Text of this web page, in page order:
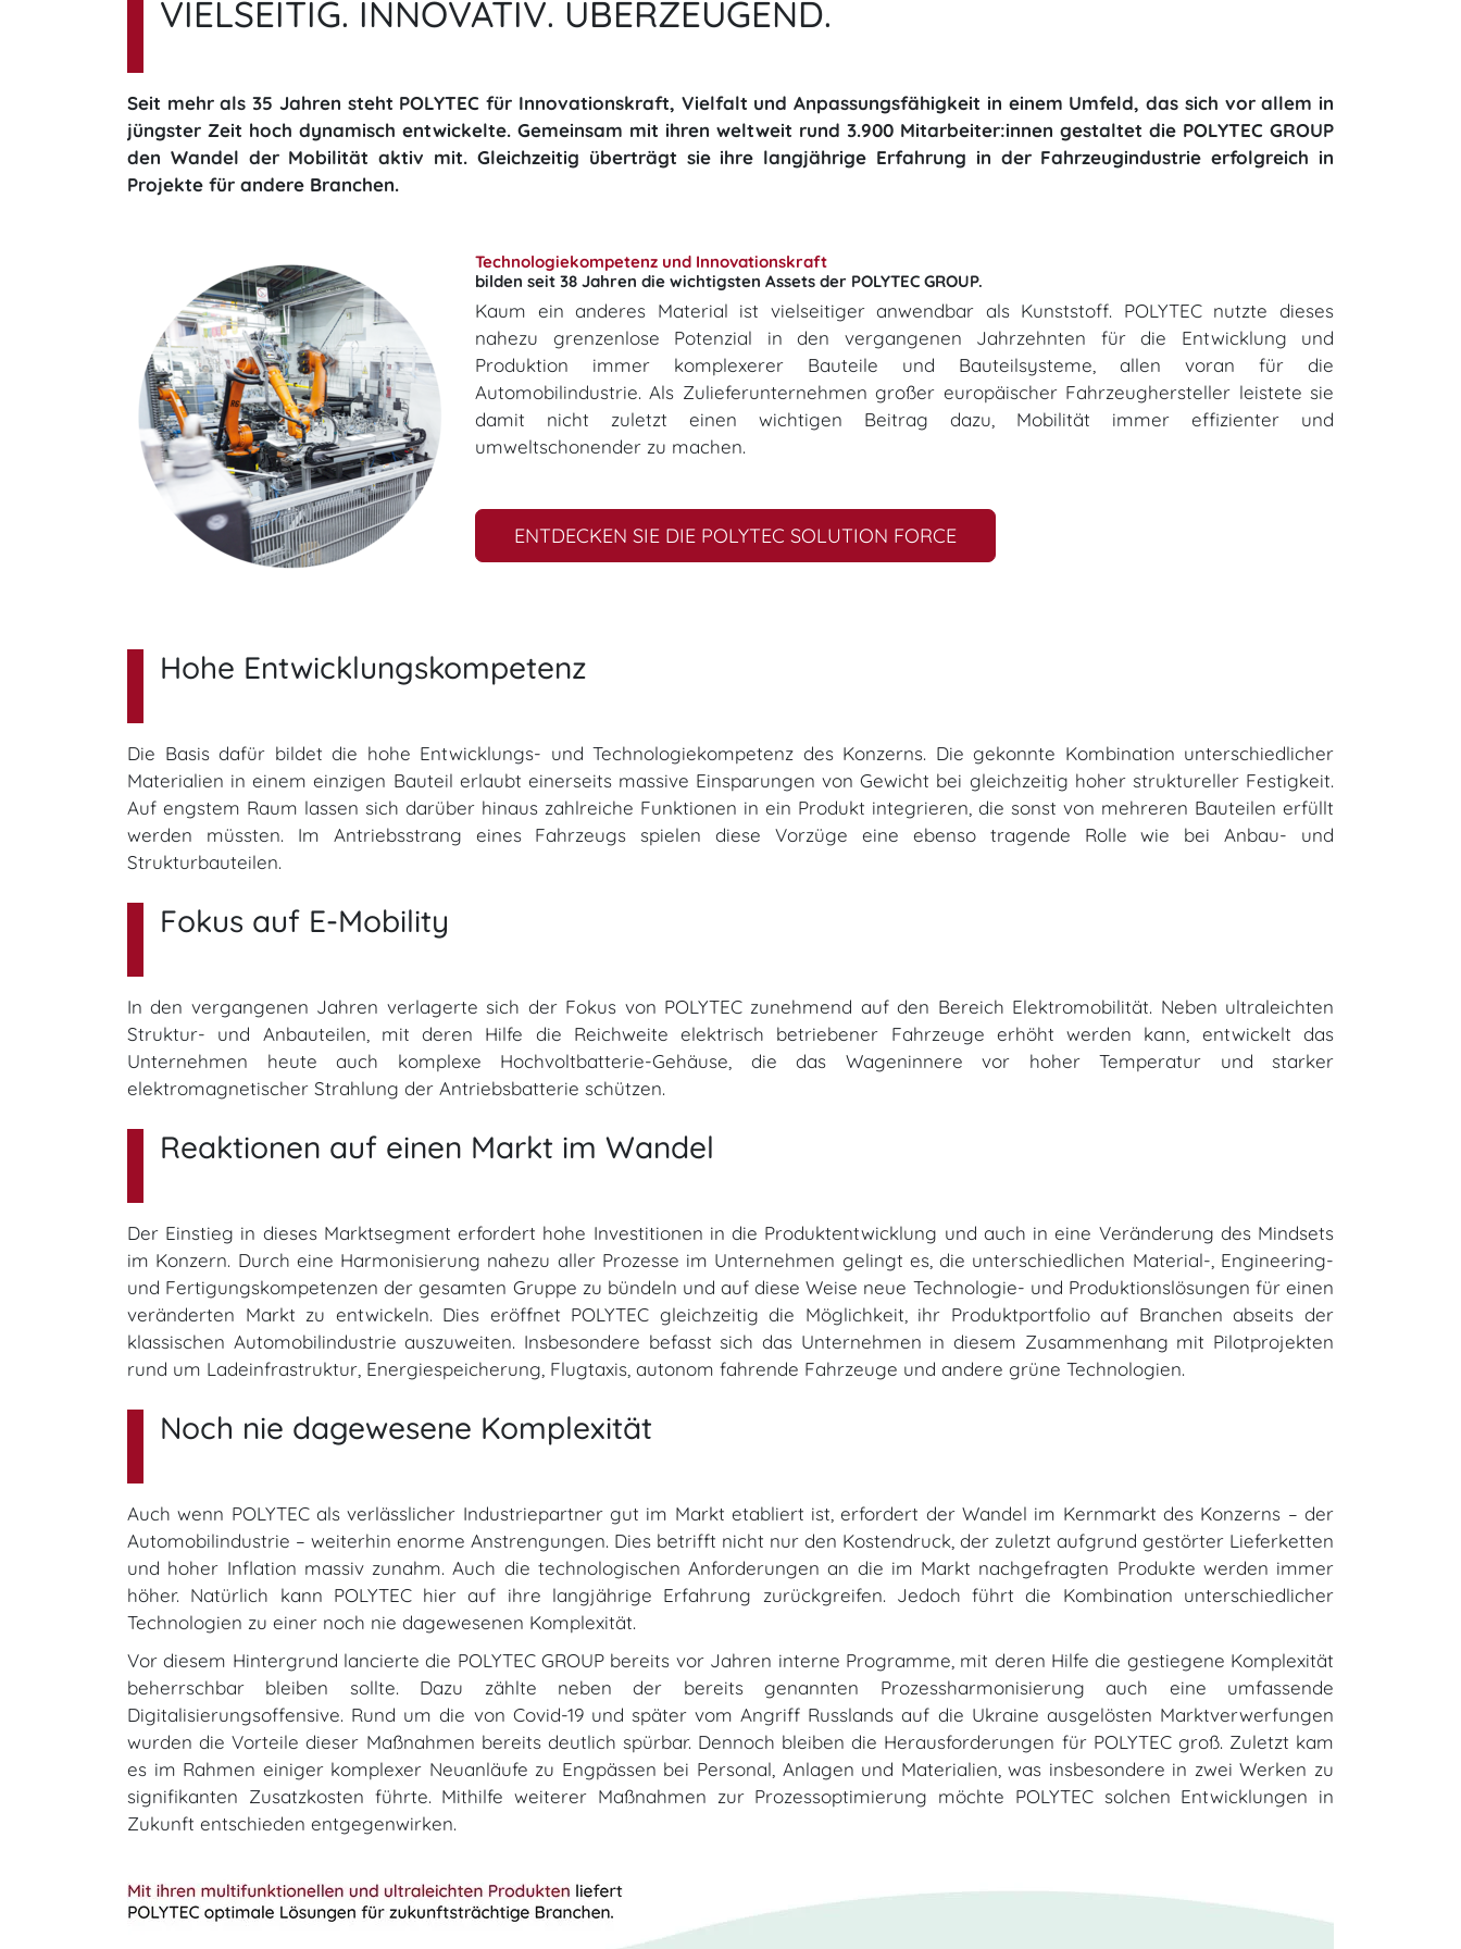
VIELSEITIG. INNOVATIV. ÜBERZEUGEND.
Seit mehr als 35 Jahren steht POLYTEC für Innovationskraft, Vielfalt und Anpassungsfähigkeit in einem Umfeld, das sich vor allem in
jüngster Zeit hoch dynamisch entwickelte. Gemeinsam mit ihren weltweit rund 3.900 Mitarbeiter:innen gestaltet die POLYTEC GROUP
den Wandel der Mobilität aktiv mit. Gleichzeitig überträgt sie ihre langjährige Erfahrung in der Fahrzeugindustrie erfolgreich in
Projekte für andere Branchen.
​​​​​​​Technologiekompetenz und Innovationskraft
​​​​​​​bilden seit 38 Jahren die wichtigsten Assets der POLYTEC GROUP.
Kaum ein anderes Material ist vielseitiger anwendbar als Kunststoff. ­POLYTEC nutzte dieses
nahezu grenzenlose Potenzial in den vergangenen Jahrzehnten für die Entwicklung und
Produktion immer komplexerer Bauteile und Bauteilsysteme, allen voran für die
Automobilindustrie. Als Zuliefer­unternehmen großer europäischer Fahrzeughersteller leistete sie
damit nicht zuletzt einen wichtigen Beitrag dazu, Mobilität immer effizienter und
umweltschonender zu machen.
ENTDECKEN SIE DIE POLYTEC SOLUTION FORCE
Hohe Entwicklungskompetenz
Die Basis dafür bildet die hohe Entwick­lungs- und Technologiekompetenz des Konzerns. Die gekonnte Kombination unterschiedlicher
Materialien in einem einzigen Bauteil erlaubt einerseits massive Einsparungen von Gewicht bei gleichzeitig hoher struktureller Festigkeit.
Auf engstem Raum lassen sich darüber hinaus zahlreiche Funktionen in ein Produkt integrieren, die sonst von mehreren Bauteilen erfüllt
werden müssten. Im Antriebsstrang eines Fahrzeugs spielen diese Vorzüge eine ebenso tragende Rolle wie bei Anbau- und
Strukturbauteilen.
Fokus auf E-Mobility
In den vergangenen Jahren verlagerte sich der Fokus von POLYTEC zunehmend auf den Bereich Elektromobilität. Neben ultraleichten
Struktur- und Anbauteilen, mit deren Hilfe die Reichweite elektrisch betriebener Fahrzeuge erhöht werden kann, entwickelt das
Unternehmen heute auch komplexe Hochvoltbatterie-Gehäuse, die das Wageninnere vor hoher Temperatur und starker
elektromagnetischer Strahlung der Antriebsbatterie schützen.
Reaktionen auf einen Markt im Wandel
Der Einstieg in dieses Marktsegment erfordert hohe Investitionen in die Produktentwicklung und auch in eine Veränderung des Mindsets
im Konzern. Durch eine Harmonisierung nahezu aller Prozesse im Unternehmen gelingt es, die unterschiedlichen Material-, Engineering-
und Fertigungskompetenzen der gesamten Gruppe zu bündeln und auf diese Weise neue Technologie- und Produktionslösungen für einen
veränderten Markt zu entwickeln. Dies eröffnet POLYTEC gleichzeitig die Möglichkeit, ihr Produktportfolio auf Branchen abseits der
klassischen Automobilindustrie auszuweiten. Insbesondere befasst sich das Unternehmen in diesem Zusammenhang mit Pilotprojekten
rund um Ladeinfrastruktur, Energiespeicherung, Flugtaxis, autonom fahrende Fahrzeuge und andere grüne Technologien.
Noch nie dagewesene Komplexität
Auch wenn POLYTEC als verlässlicher Industriepartner gut im Markt etabliert ist, erfordert der Wandel im Kernmarkt des Konzerns – der
Automobilindustrie – weiterhin enorme Anstrengungen. Dies betrifft nicht nur den Kostendruck, der zuletzt aufgrund gestörter Liefer­ketten
und hoher Inflation massiv zunahm. Auch die technologischen Anforderungen an die im Markt nachgefragten Produkte werden immer
höher. Natürlich kann POLYTEC hier auf ihre langjährige Erfahrung zurückgreifen. Jedoch führt die Kombination unterschiedlicher
Technologien zu einer noch nie dagewesenen Komplexität.
Vor diesem Hintergrund lancierte die POLYTEC GROUP bereits vor Jahren interne Programme, mit deren Hilfe die gestiegene Komplexität
beherrschbar bleiben sollte. Dazu zählte neben der bereits genannten Prozessharmonisierung auch eine umfassende
Digitalisierungsoffensive. Rund um die von Covid-19 und später vom Angriff Russlands auf die Ukraine ausgelösten Marktverwerfungen
wurden die Vorteile dieser Maßnahmen bereits deutlich spürbar. Dennoch bleiben die Herausforderungen für POLYTEC groß. Zuletzt kam
es im Rahmen einiger komplexer Neuanläufe zu Engpässen bei Personal, Anlagen und Materialien, was insbesondere in zwei Werken zu
signifikanten Zusatzkosten führte. Mithilfe weiterer Maßnahmen zur Prozessoptimierung möchte POLYTEC solchen Entwicklungen in
Zukunft entschieden entgegenwirken.